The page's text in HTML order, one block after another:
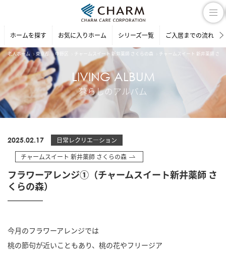
ホームを探す お気に入りホーム シリーズ一覧 ご入居までの流れ
老人ホーム 東京都 中野区 チャームスイート 新井薬師 さくらの森 チャームスイート 新井薬師 さ
LIVING ALBUM
暮らしのアルバム
2025.02.17
日常レクリエ―ション
チャームスイート 新井薬師 さくらの森
フラワーアレンジ①（チャームスイート新井薬師 さ
くらの森）
今月のフラワーアレンジでは
桃の節句が近いこともあり、桃の花やフリージア